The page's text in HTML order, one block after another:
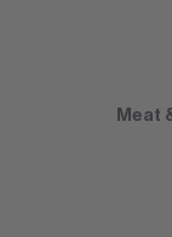
Meat